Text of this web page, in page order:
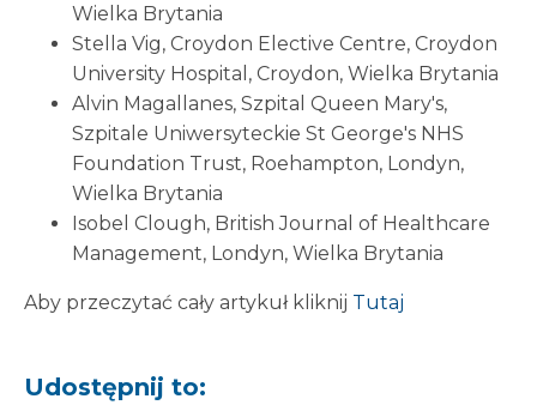
Wielka Brytania
Stella Vig, Croydon Elective Centre, Croydon
University Hospital, Croydon, Wielka Brytania
Alvin Magallanes, Szpital Queen Mary's,
Szpitale Uniwersyteckie St George's NHS
Foundation Trust, Roehampton, Londyn,
Wielka Brytania
Isobel Clough, British Journal of Healthcare
Management, Londyn, Wielka Brytania
Aby przeczytać cały artykuł kliknij Tutaj
Udostępnij to: